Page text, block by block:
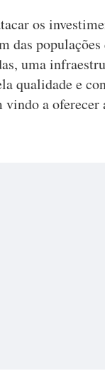
os
das populações
uma
qualidade e
vindo a oferecer